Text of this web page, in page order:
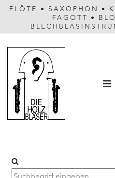
FLÖTE • SAXOPHON •
FAGOTT
•